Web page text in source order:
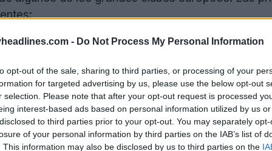
- Do Not Process My Personal Information
opt-out of the sale, sharing to third parties, or processing of your
for targeted advertising by us, please use the below opt-out
selection. Please note that after your opt-out request is processed
interest-based ads based on personal information utilized by us
to third parties prior to your opt-out. You may separately
of your personal information by third parties on the IAB’s list of
This information may also be disclosed by us to third parties on the
: el club recibirá camisetas auténticas para los
con el trébol: La camiseta visitante para la
un privilegio reservado a los equipos de
: es probable que se comercialicen
: El Fenerbahçe recibirá ropa de entrenamiento